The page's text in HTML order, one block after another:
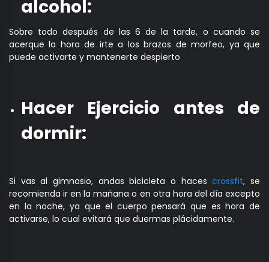
alcohol:
Sobre todo después de las 6 de la tarde, o cuando se
acerque la hora de irte a los brazos de morfeo, ya que
puede activarte y mantenerte despierto
Hacer Ejercicio antes de
dormir:
Si vas al gimnasio, andas bicicleta o hacescrossfit, se
recomienda ir en la mañana o en otra hora del día excepto
en la noche, ya que el cuerpo pensará que es hora de
activarse, lo cual evitará que duermas plácidamente.